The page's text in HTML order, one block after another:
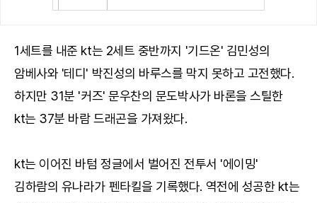
1세트를 내준 kt는 2세트 중반까지 '기드온' 김민성의
암베사와 '테디' 박진성의 바루스를 막지 못하고 고전했다.
하지만 31분 '커즈' 문우찬의 문도박사가 바론을 스틸한
kt는 37분 바람 드래곤을 가져왔다.
kt는 이어진 바텀 정글에서 벌어진 전투서 '에이밍'
김하람의 유나라가 펜타킬을 기록했다. 역전에 성공한 kt는